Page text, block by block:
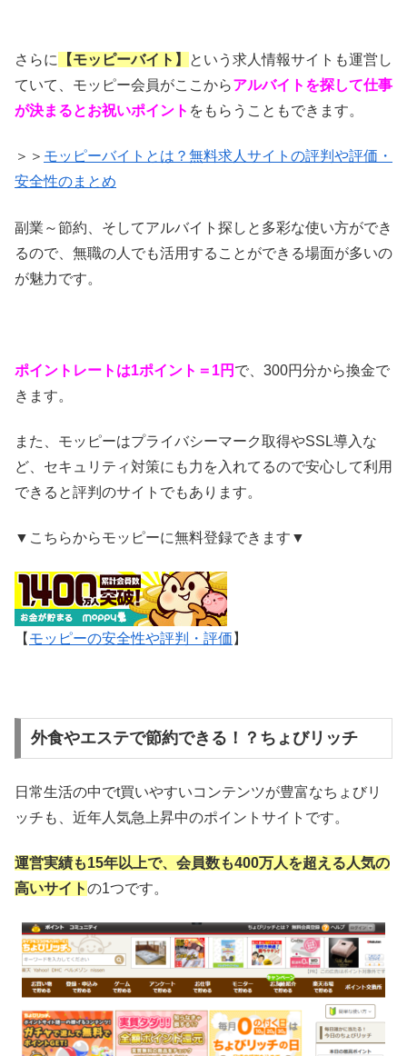
さらに 【モッピーバイト】
という求人情報サイトも運営し
ていて、モッピー会員がここからアルバイトを探して仕事
が決まるとお祝いポイント をもらうこともできます。
＞＞ モッピーバイトとは？無料求人サイトの評判や評価・
安全性のまとめ
副業～節約、そしてアルバイト探しと多彩な使い方ができ
るので、無職の人でも活用することができる場面が多いの
が魅力です。
ポイントレートは1ポイント＝1円 で、300円分から換金で
きます。
また、モッピーはプライバシーマーク取得やSSL導入な
ど、セキュリティ対策にも力を入れてるので安心して利用
できると評判のサイトでもあります。
▼こちらからモッピーに無料登録できます▼
【 モッピーの安全性や評判・評価 】
外食やエステで節約できる！？ちょびリッチ
日常生活の中でt買いやすいコンテンツが豊富なちょびリ
ッチも、近年人気急上昇中のポイントサイトです。
運営実績も15年以上で、会員数も400万人を超える人気の
高いサイトの1つです。